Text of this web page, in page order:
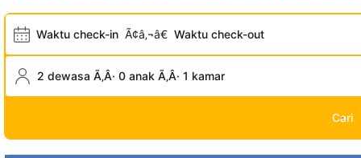
Waktu check-in Ã¢â‚¬â€ Waktu check-out
2 dewasa Ã‚Â· 0 anak Ã‚Â· 1 kamar
Cari